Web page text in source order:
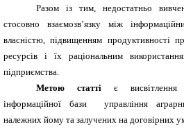
Разом із тим, недостатньо
стосовно взаємозв’язку між
власністю, підвищенням продуктивності
ресурсів і їх раціональним
підприємства.
Метою статті є висвітлення
інформаційної бази управління
належних йому та залучених на договірних